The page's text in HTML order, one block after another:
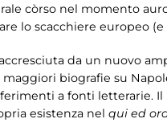
còrso nel momento
lo scacchiere europeo
da un nuovo
biografie su
a fonti letterarie. Il
esistenza nel qui ed